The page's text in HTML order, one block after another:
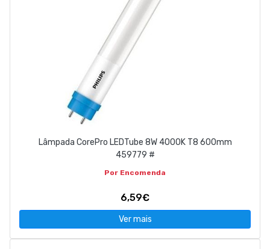
Lâmpada CorePro LEDTube 8W 4000K T8 600mm
459779 #
Por Encomenda
6,59€
Ver mais